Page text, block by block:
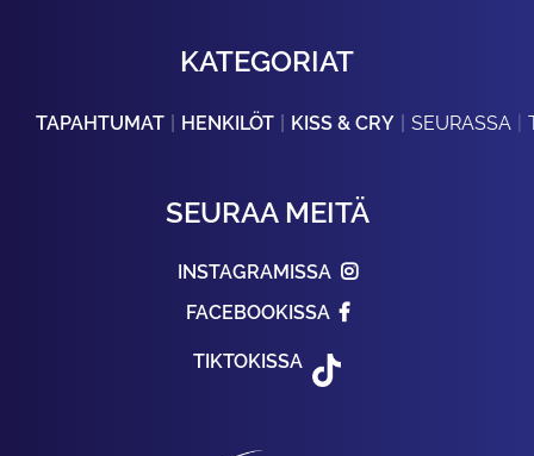
KATEGORIAT
TAPAHTUMAT HENKILÖT KISS & CRY SEURASSA
SEURAA MEITÄ
INSTAGRAMISSA
FACEBOOKISSA
TIKTOKISSA